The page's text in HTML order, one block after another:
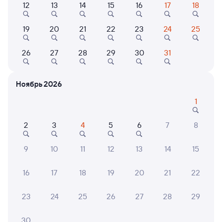
Даже если сейчас нет мест
Искать билеты
Отели в Киселёвске
Квартира
Показать
варианта
12 13 14 15 16 17 18
19 20 21 22 23 24 25
26 27 28 29 30 31
Ноябрь 2026
1
2 3 4 5 6 7 8
9 10 11 12 13 14 15
16 17 18 19 20 21 22
23 24 25 26 27 28 29
30